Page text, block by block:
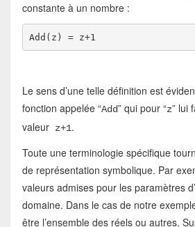
constante à un nombre :
Add(z) = z+1
Le sens d’une telle définition est
fonction appelée “Add” qui pour “z” lui
valeurz+1.
Toute une terminologie spécifique
de représentation symbolique. Par
valeurs admises pour les paramètres
domaine. Dans le cas de notre
être l’ensemble des réels ou autres.